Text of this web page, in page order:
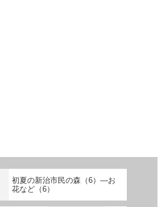
初夏の新治市民の森（6）―お
花など（6）